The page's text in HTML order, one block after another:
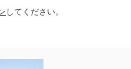
してください。